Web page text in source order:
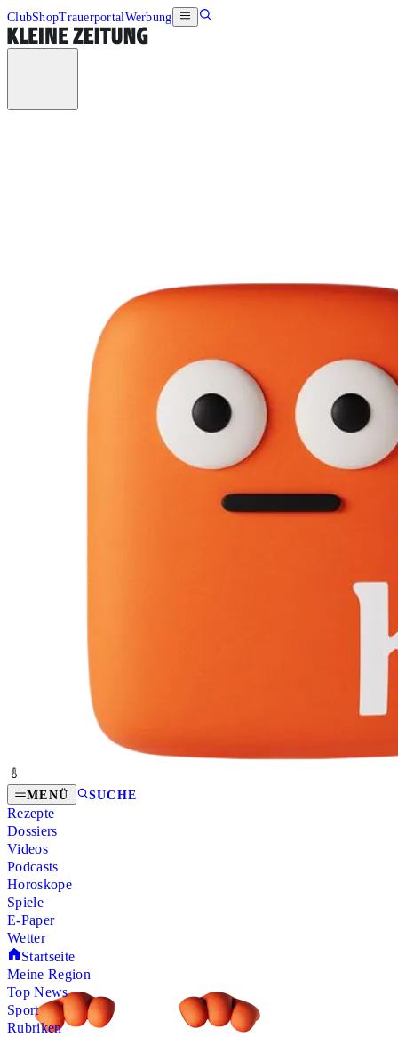
ClubShopTrauerportalWerbung
MENÜ SUCHE
Rezepte
Dossiers
Videos
Podcasts
Horoskope
Spiele
E-Paper
Wetter
Startseite
Meine Region
Top News
Sport
Rubriken